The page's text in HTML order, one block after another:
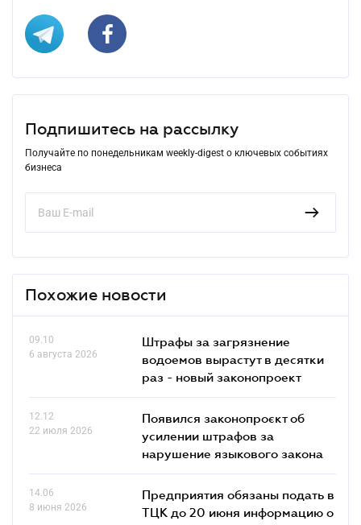
Подпишитесь на рассылку
Получайте по понедельникам weekly-digest о ключевых событиях
бизнеса
Похожие новости
09.10
6 августа 2026
Штрафы за загрязнение
водоемов вырастут в десятки
раз - новый законопроект
12.12
22 июля 2026
Появился законопроєкт об
усилении штрафов за
нарушение языкового закона
14.06
8 июня 2026
Предприятия обязаны подать в
ТЦК до 20 июня информацию о